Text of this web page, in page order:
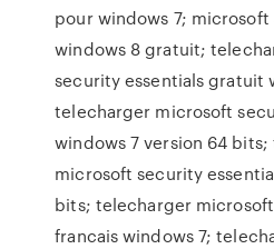
pour windows 7;
windows 8 gratuit;
security essentials gratuit
telecharger microsoft
windows 7 version 64
microsoft security
bits; telecharger
francais windows 7;